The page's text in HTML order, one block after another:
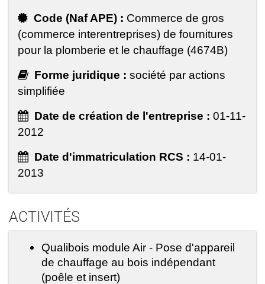
Code (Naf APE) : Commerce de gros
(commerce interentreprises) de fournitures
pour la plomberie et le chauffage (4674B)
Forme juridique : société par actions
simplifiée
Date de création de l'entreprise : 01-11-
2012
Date d'immatriculation RCS : 14-01-
2013
ACTIVITÉS
Qualibois module Air - Pose d'appareil
de chauffage au bois indépendant
(poêle et insert)